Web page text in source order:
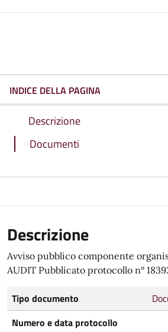
INDICE DELLA PAGINA
Descrizione
Documenti
Descrizione
Avviso pubblico componente
AUDIT Pubblicato protocollo n°
Tipo documento
Numero e data protocollo